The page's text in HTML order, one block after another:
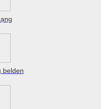
belden